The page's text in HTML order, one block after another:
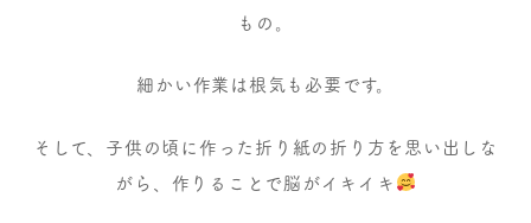
もの。
細かい作業は根気も必要です。
そして、子供の頃に作った折り紙の折り方を思い出しな
がら、作りることで脳がイキイキ